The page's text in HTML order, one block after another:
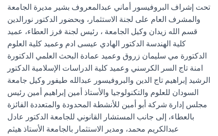
تحت إشراف البروفيسور أماني عبدالمعروف بشير مديرة الجامعة
والمشرف العام على لجنة الاستثمار، وبحضور الدكتور نورالدين
قسم الله زيدان وكيل الجامعة ، رئيس لجنة فرز العطاء، عميد
كلية الهندسة الدكتور الهادي عيسى ادم وعميد كلية العلوم
الدكتورة مي سليمان زروق وعميد عمادة البحث العلمي الدكتورة
امنة تاج السر الكرسني وعميد كلية الدراسات الإسلامية الدكتور
الرشيد إبراهيم تاج الدين والبروفيسور عبدالله طيفور وكيل جامعة
السودان للعلوم والتكنولوجيا والأستاذ أمين إبراهيم أمين رئيس
مجلس إدارة شركة أبو أمين للأنشطة المحدودة والمتعددة الفائزة
بالعطاء، إلى جانب المستشار القانوني للجامعة الدكتور عادل
عبدالكريم محمد، ومدير الاستثمار بالجامعة الأستاذ هيثم